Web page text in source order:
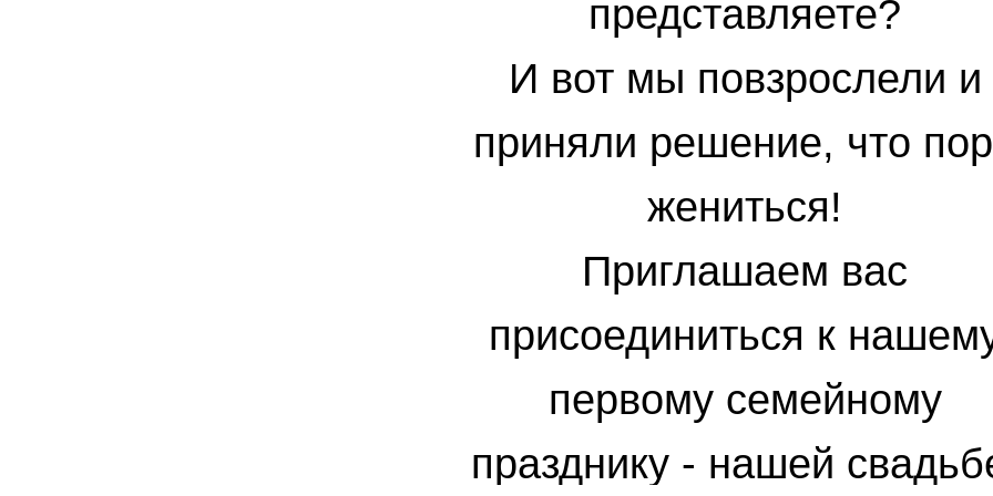
представляете?
И вот мы повзрослели и
приняли решение, что
жениться!
Приглашаем вас
присоединиться к
первому семейному
празднику - нашей